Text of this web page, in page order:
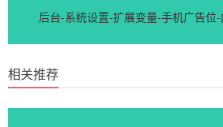
后台-系统设置-扩展变量-手机广告位
相关推荐